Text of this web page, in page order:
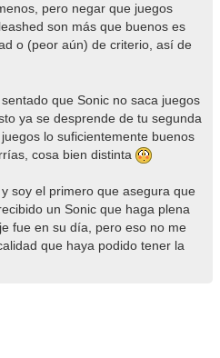
pero negar que juegos
son más que buenos es
o (peor aún) de criterio, así de
que Sonic no saca juegos
ya se desprende de tu segunda
lo suficientemente buenos
cosa bien distinta
soy el primero que asegura que
un Sonic que haga plena
fue en su día, pero eso no me
que haya podido tener la